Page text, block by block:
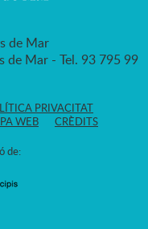
de Mar
de Mar - Tel. 93 795 99
PRIVACITAT
WEB CRÈDITS
de: